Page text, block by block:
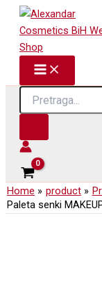
Skip
content
Products
search
Home product
Paleta senki
količina